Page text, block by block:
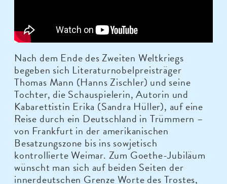
Nach dem Ende des Zweiten Weltkriegs
begeben sich Literaturnobelpreisträger
Thomas Mann (Hanns Zischler) und seine
Tochter, die Schauspielerin, Autorin und
Kabarettistin Erika (Sandra Hüller), auf eine
Reise durch ein Deutschland in Trümmern –
von Frankfurt in der amerikanischen
Besatzungszone bis ins sowjetisch
kontrollierte Weimar. Zum Goethe-Jubiläum
wünscht man sich auf beiden Seiten der
innerdeutschen Grenze Worte des Trostes,